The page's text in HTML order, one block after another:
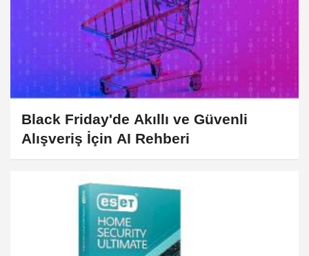
Black Friday'de Akıllı ve Güvenli
Alışveriş İçin AI Rehberi